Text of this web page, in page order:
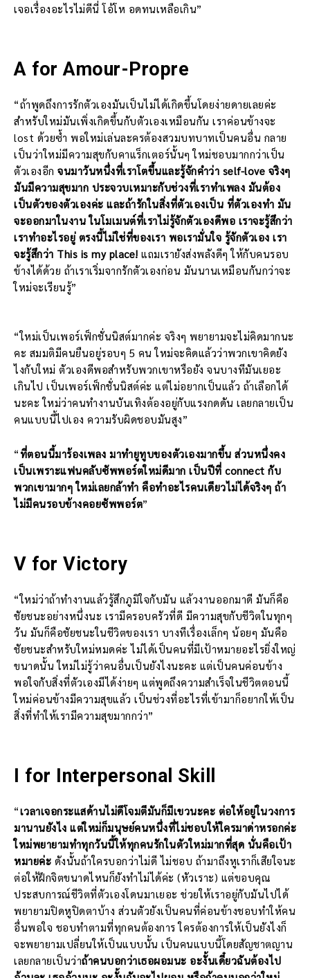
เจอเรื่องอะไรไม่ดีนี่ โอ้โห อดทนเหลือเกิน”
A for Amour-Propre
“ถ้าพูดถึงการรักตัวเองมันเป็นไม่ได้เกิดขึ้นโดยง่ายดายเลยค่ะ
สำหรับใหม่มันเพิ่งเกิดขึ้นกับตัวเองเหมือนกัน เราค่อนข้างจะ
lost ด้วยซ้ำ พอใหม่เล่นละครต้องสวมบทบาทเป็นคนอื่น กลาย
เป็นว่าใหม่มีความสุขกับคาแร็กเตอร์นั้นๆ ใหม่ชอบมากกว่าเป็น
ตัวเองอีก จนมาวันหนึ่งที่เราโตขึ้นและรู้จักคำว่า self-love จริงๆ
มันมีความสุขมาก ประจวบเหมาะกับช่วงที่เราทำเพลง มันต้อง
เป็นตัวของตัวเองค่ะ และถ้ารักในสิ่งที่ตัวเองเป็น ที่ตัวเองทำ มัน
จะออกมาในงาน ในโมเมนต์ที่เราไม่รู้จักตัวเองดีพอ เราจะรู้สึกว่า
เราทำอะไรอยู่ ตรงนี้ไม่ใช่ที่ของเรา พอเรามั่นใจ รู้จักตัวเอง เรา
จะรู้สึกว่า This is my place! แถมเรายังส่งพลังดีๆ ให้กับคนรอบ
ข้างได้ด้วย ถ้าเราเริ่มจากรักตัวเองก่อน มันนานเหมือนกันกว่าจะ
ใหม่จะเรียนรู้”
“ใหม่เป็นเพอร์เฟ็กชั่นนิสต์มากค่ะ จริงๆ พยายามจะไม่คิดมากนะ
คะ สมมติมีคนยืนอยู่รอบๆ 5 คน ใหม่จะคิดแล้วว่าพวกเขาคิดยัง
ไงกับใหม่ ตัวเองดีพอสำหรับพวกเขาหรือยัง จนบางทีมันเยอะ
เกินไป เป็นเพอร์เฟ็กชั่นนิสต์ค่ะ แต่ไม่อยากเป็นแล้ว ถ้าเลือกได้
นะคะ ใหม่ว่าคนทำงานบันเทิงต้องอยู่กับแรงกดดัน เลยกลายเป็น
คนแบบนี้ไปเอง ความรับผิดชอบมันสูง”
“ที่ตอนนี้มาร้องเพลง มาทำยูทูบของตัวเองมากขึ้น ส่วนหนึ่งคง
เป็นเพราะแฟนคลับซัพพอร์ตใหม่ดีมาก เป็นปีที่ connect กับ
พวกเขามากๆ ใหม่เลยกล้าทำ คือทำอะไรคนเดียวไม่ได้จริงๆ ถ้า
ไม่มีคนรอบข้างคอยซัพพอร์ต”
V for Victory
“ใหม่ว่าถ้าทำงานแล้วรู้สึกภูมิใจกับมัน แล้วงานออกมาดี มันก็คือ
ชัยชนะอย่างหนึ่งนะ เรามีครอบครัวที่ดี มีความสุขกับชีวิตในทุกๆ
วัน มันก็คือชัยชนะในชีวิตของเรา บางทีเรื่องเล็กๆ น้อยๆ มันคือ
ชัยชนะสำหรับใหม่หมดค่ะ ไม่ได้เป็นคนที่มีเป้าหมายอะไรยิ่งใหญ่
ขนาดนั้น ใหม่ไม่รู้ว่าคนอื่นเป็นยังไงนะคะ แต่เป็นคนค่อนข้าง
พอใจกับสิ่งที่ตัวเองมีได้ง่ายๆ แต่พูดถึงความสำเร็จในชีวิตตอนนี้
ใหม่ค่อนข้างมีความสุขแล้ว เป็นช่วงที่อะไรที่เข้ามาก็อยากให้เป็น
สิ่งที่ทำให้เรามีความสุขมากกว่า”
I for Interpersonal Skill
“เวลาเจอกระแสด้านไม่ดีโจมตีมันก็มีเขวนะคะ ต่อให้อยู่ในวงการ
มานานยังไง แต่ใหม่ก็มนุษย์คนหนึ่งที่ไม่ชอบให้ใครมาด่าหรอกค่ะ
ใหม่พยายามทำทุกวันนี้ให้ทุกคนรักในตัวใหม่มากที่สุด นั่นคือเป้า
หมายค่ะ ดังนั้นถ้าใครบอกว่าไม่ดี ไม่ชอบ ถ้ามาถึงหูเราก็เสียใจนะ
ต่อให้ฝึกจิตขนาดไหนก็ยังทำไม่ได้ค่ะ (หัวเราะ) แต่ขอบคุณ
ประสบการณ์ชีวิตที่ตัวเองโดนมาเยอะ ช่วยให้เราอยู่กับมันไปได้
พยายามปิดหูปิดตาบ้าง ส่วนตัวยังเป็นคนที่ค่อนข้างชอบทำให้คน
อื่นพอใจ ชอบทำตามที่ทุกคนต้องการ ใครต้องการให้เป็นยังไงก็
จะพยายามเปลี่ยนให้เป็นแบบนั้น เป็นคนแบบนี้โดยสัญชาตญาน
เลยกลายเป็นว่าถ้าคนบอกว่าเธอผอมนะ อะงั้นเดี๋ยวฉันต้องไป